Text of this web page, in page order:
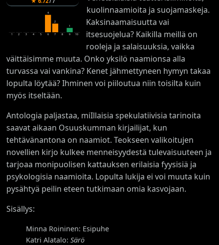
1 2 3 4 5
4
6
2
7 8
1
9 10
kuolinnaamioita ja suojamaskeja.
Kaksinaamaisuutta vai
itsesuojelua? Kaikilla meillä on
rooleja ja salaisuuksia, vaikka
väittäisimme muuta. Onko yksilö naamionsa alla
turvassa vai vankina? Kenet jähmettyneen hymyn takaa
lopulta löytää? Ihminen voi piiloutua niin toisilta kuin
myös itseltään.
Antologia paljastaa, miIllaisia spekulatiivisia tarinoita
saavat aikaan Osuuskumman kirjailijat, kun
tehtävänantona on naamiot. Teokseen valikoitujen
novellien kirjo kulkee menneisyydestä tulevaisuuteen ja
tarjoaa monipuolisen kattauksen erilaisia fyysisiä ja
psykologisia naamioita. Lopulta lukija ei voi muuta kuin
pysähtyä peilin eteen tutkimaan omia kasvojaan.
Sisällys:
Minna Roininen: Esipuhe
Katri Alatalo:Särö